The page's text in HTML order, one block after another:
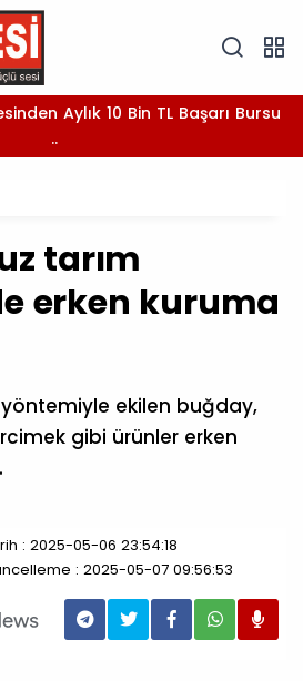
..
tarım
erken kuruma
yöntemiyle ekilen buğday,
gibi ürünler erken
: 2025-05-06 23:54:18
: 2025-05-07 09:56:53